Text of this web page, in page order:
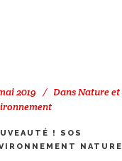
2019 DansNature et
! SOS
NATURE